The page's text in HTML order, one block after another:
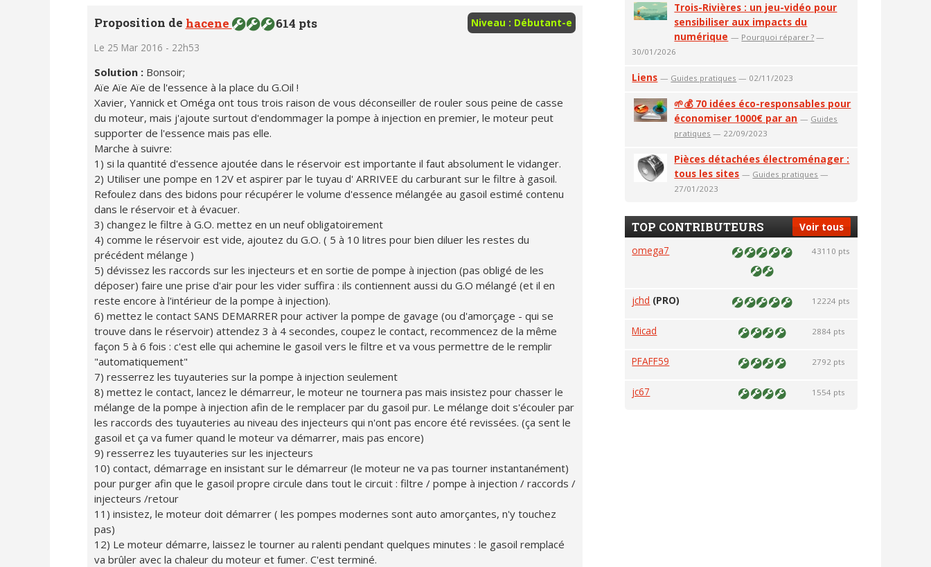
Niveau : Débutant-e
Proposition de hacene 614 pts
Le 25 Mar 2016 - 22h53
Solution : Bonsoir;
Aïe Aïe Aïe de l'essence à la place du G.Oil !
Xavier, Yannick et Oméga ont tous trois raison de vous déconseiller de rouler sous peine de casse
du moteur, mais j'ajoute surtout d'endommager la pompe à injection en premier, le moteur peut
supporter de l'essence mais pas elle.
Marche à suivre:
1) si la quantité d'essence ajoutée dans le réservoir est importante il faut absolument le vidanger.
2) Utiliser une pompe en 12V et aspirer par le tuyau d' ARRIVEE du carburant sur le filtre à gasoil.
Refoulez dans des bidons pour récupérer le volume d'essence mélangée au gasoil estimé contenu
dans le réservoir et à évacuer.
3) changez le filtre à G.O. mettez en un neuf obligatoirement
4) comme le réservoir est vide, ajoutez du G.O. ( 5 à 10 litres pour bien diluer les restes du
précédent mélange )
5) dévissez les raccords sur les injecteurs et en sortie de pompe à injection (pas obligé de les
déposer) faire une prise d'air pour les vider suffira : ils contiennent aussi du G.O mélangé (et il en
reste encore à l'intérieur de la pompe à injection).
6) mettez le contact SANS DEMARRER pour activer la pompe de gavage (ou d'amorçage - qui se
trouve dans le réservoir) attendez 3 à 4 secondes, coupez le contact, recommencez de la même
façon 5 à 6 fois : c'est elle qui achemine le gasoil vers le filtre et va vous permettre de le remplir
"automatiquement"
7) resserrez les tuyauteries sur la pompe à injection seulement
8) mettez le contact, lancez le démarreur, le moteur ne tournera pas mais insistez pour chasser le
mélange de la pompe à injection afin de le remplacer par du gasoil pur. Le mélange doit s'écouler par
les raccords des tuyauteries au niveau des injecteurs qui n'ont pas encore été revissées. (ça sent le
gasoil et ça va fumer quand le moteur va démarrer, mais pas encore)
9) resserrez les tuyauteries sur les injecteurs
10) contact, démarrage en insistant sur le démarreur (le moteur ne va pas tourner instantanément)
pour purger afin que le gasoil propre circule dans tout le circuit : filtre / pompe à injection / raccords /
injecteurs /retour
11) insistez, le moteur doit démarrer ( les pompes modernes sont auto amorçantes, n'y touchez
pas)
12) Le moteur démarre, laissez le tourner au ralenti pendant quelques minutes : le gasoil remplacé
va brûler avec la chaleur du moteur et fumer. C'est terminé.
Trois-Rivières : un jeu-vidéo pour
sensibiliser aux impacts du
numérique — Pourquoi réparer ? —
30/01/2026
Liens — Guides pratiques — 02/11/2023
🌱💰 70 idées éco-responsables pour
économiser 1000€ par an — Guides
pratiques — 22/09/2023
Pièces détachées électroménager :
tous les sites — Guides pratiques —
27/01/2023
Voir tous
TOP CONTRIBUTEURS
omega7 43110 pts
jchd (PRO) 12224 pts
Micad 2884 pts
PFAFF59 2792 pts
jc67 1554 pts